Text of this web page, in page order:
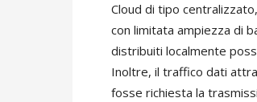
Cloud di tipo
con limitata ampiezza di
distribuiti localmente
Inoltre, il traffico dati
fosse richiesta la